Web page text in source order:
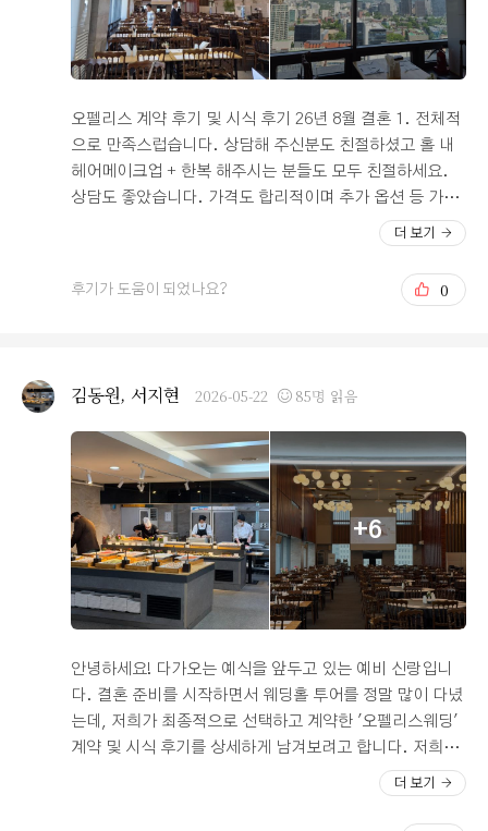
리스는 어느 한 부분만 뛰어난 것이 아니라 서비스, 시설,
분위기, 식사, 교통까지 모든 면에서 균형 잡힌 만족감을
주는 웨딩홀이었습니다. 결혼식 준비 과정에서도 늘 신랑·
님들까지 만족하실 수 있는 예식장이 될 것 같아 더욱 기대
됩니다. 서울역 인근에서 밝고 세련되며 깔끔한 웨딩홀을
찾고 계신다면 오펠리스를 자신 있게 추천드립니다.
습니다. 층고도 높아 답답함이 전혀 없었고 로비와 홀 모두
깔끔하게 관리되고 있었습니다. 단독홀이라 다른 예식 하
객들과 동선이 겹치지 않는 점도 큰 장점으로 느껴졌습니
하게 응대해주셨고, 메이크업 및 한복 담당자분들도 세심
하게 상담해주셔서 준비 과정 자체가 편안했습니다. 추가
옵션이나 비용 부분도 미리 상세하게 안내해주셔서 신뢰가
갔고, 한복도 체형에 맞춰 다양하게 추천해주셔서 만족스
연회장 또한 통창 구조라 저 멀리 멋진 산 뷰가 펼쳐져 있어
서 개방감이 좋았고 테이블 간격도 넓어 전체적으로 쾌적
했습니다. 음식 종류도 다양했고 전반적인 퀄리티가 높았
르게 이루어져 하객분들도 충분히 만족하실 것 같다는 확
신이 들었습니다. 교통, 분위기, 식사 어느 하나 빠지지 않
는 웨딩홀을 찾고 계신다면 오펠리스 웨딩 정말 추천드립
니다.
오펠리스 계약 후기 및 시식 후기 26년 8월 결혼 1. 전체적
으로 만족스럽습니다. 상담해 주신분도 친절하셨고 홀 내
헤어메이크업 + 한복 해주시는 분들도 모두 친절하세요.
상담도 좋았습니다. 가격도 합리적이며 추가 옵션 등 가격
이 올라가는 부분은 미리 사전에 상세히 안내해 주십니다.
가격 자체도 꽤나 만족스러운 수준으로 계약했습니다. 2.
메이크업 및 한복 담당자 분이 1분씩 각각 계시며 모두 친
절하십니다. 한복은 직접 피팅해주시면서 비교해주시고 마
격도 합리적입니다. 3. 홀 자체는 180석이라 작은편입니
다. 깨끗한 화이트 톤에 밝은 예식장이고 건물 제일 꼭대기
20층에 있어서 채광도 좋습니다. 야외예식장이 아니지만
야외예식장 느낌이 드는 곳입니다. 식전 영상 상영할 수 있
는 스크린이 있으며 인테리어도 깔끔하게 화려한 편입니
다. 신부대기실은 작습니다. 단독홀이라(부주대1개) 다른
손님들과 겹치는 시간이 거의 없어 이부분이 아주 마음에
들었습니다. 홀 및 연회장은 20층, 상담실 및 헤어메이크업
은 21층이라 왓다갓다 하기도 편합니다. 4. 연회장이 정말
탁 트여 있어서 하객 분들 입장에선 식시하기 정말 괜찮은
곳입니다. 음식의 질도 타 예식장대비 괜찮은편입니다.
(서울예식장 중 중상이라고 생각됩니다.) 회 종류는 점성
어 숭어 도미 참치가 있고 회의 질이 나쁘지 않았습니다.
초밥 종류도 물론 있고 양갈비 및 소갈비 찜 등 고기류가 정
말 맛있었습니다. 갈비나 스테이크 종류도 있습니다. 육회
및 디저트 종류도 다양하며 맛 자체도 맛있습니다. 음식 괜
더 보기
후기가 도움이 되었나요? 0
김동원, 서지현 2026-05-22 85명 읽음
+6
안녕하세요! 다가오는 예식을 앞두고 있는 예비 신랑입니
다. 결혼 준비를 시작하면서 웨딩홀 투어를 정말 많이 다녔
는데, 저희가 최종적으로 선택하고 계약한 '오펠리스웨딩'
계약 및 시식 후기를 상세하게 남겨보려고 합니다. 저희처
럼 밝고 개방감 있는 홀을 찾으시거나 식사가 중요한 분들
한 이유 (계약 후기) 저희가 웨딩홀을 고를 때 가장 중요하
더 보기